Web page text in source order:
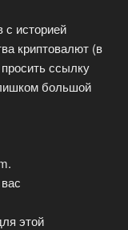
с историей
криптовалют (в
ссылку
большой
этой